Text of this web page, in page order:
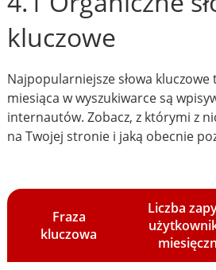
kluczowe
Najpopularniejsze słowa
miesiąca w wyszukiwarce są
internautów. Zobacz, z którymi z
na Twojej stronie i jaką obecnie
Fraza
kluczowa
Liczba